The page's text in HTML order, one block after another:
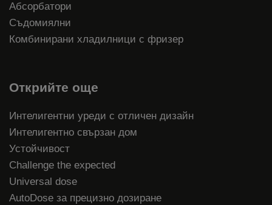
Абсорбатори
Съдомиялни
Комбинирани хладилници с фризер
Открийте още
Интелигентни уреди с отличен дизайн
Интелигентно свързан дом
Устойчивост
Challenge the expected
Universal dose
AutoDose за прецизно дозиране